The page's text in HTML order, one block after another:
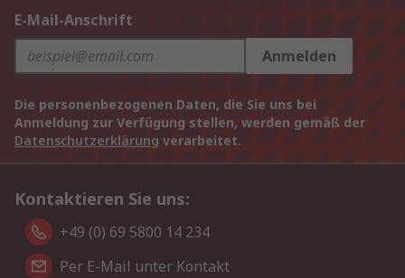
E-Mail-Anschrift
Anmelden
Die personenbezogenen Daten, die Sie uns bei
Anmeldung zur Verfügung stellen, werden gemäß der
Datenschutzerklärung verarbeitet.
Kontaktieren Sie uns:
+49 (0) 69 5800 14 234
Per E-Mail unter Kontakt